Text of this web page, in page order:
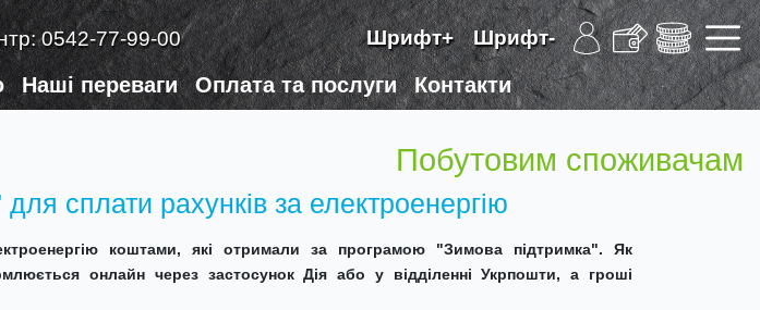
0542-77-99-00 Шрифт+ Шрифт-
Наші переваги Оплата та послуги Контакти
Побутовим споживачам
сплати рахунків за електроенергію
коштами, які отримали за програмою "Зимова підтримка". Як
онлайн через застосунок Дія або у відділенні Укрпошти, а гроші